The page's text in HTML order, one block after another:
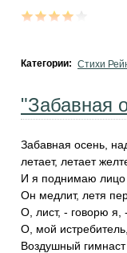
Категории: Стихи
"Забавная
Забавная осень,
летает, летает
И я поднимаю лицо
Он медлит, летя
О, лист, - говорю я,
О, мой
Воздушный гимнаст